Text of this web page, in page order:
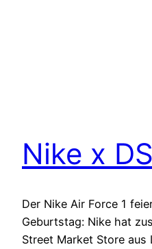
Nike x
Der Nike Air Force 1
Geburtstag: Nike hat
Street Market Store